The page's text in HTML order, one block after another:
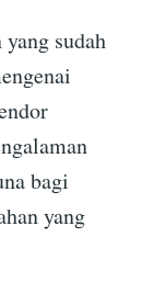
sudah
bagi
yang